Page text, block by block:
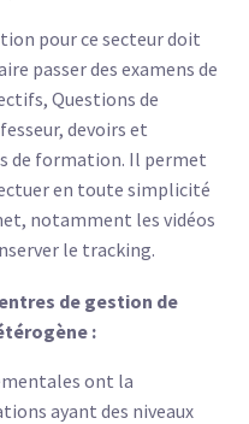
pour ce secteur doit
passer des examens de
Questions de
devoirs et
de formation. Il permet
en toute simplicité
notamment les vidéos
le tracking.
de gestion de
:
ont la
ayant des niveaux